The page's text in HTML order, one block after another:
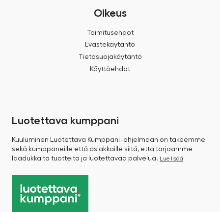
Oikeus
Toimitusehdot
Evästekäytäntö
Tietosuojakäytäntö
Käyttöehdot
Luotettava kumppani
Kuuluminen Luotettava Kumppani -ohjelmaan on takeemme
sekä kumppaneille että asiakkaille siitä, että tarjoamme
laadukkaita tuotteita ja luotettavaa palvelua. Lue lisää